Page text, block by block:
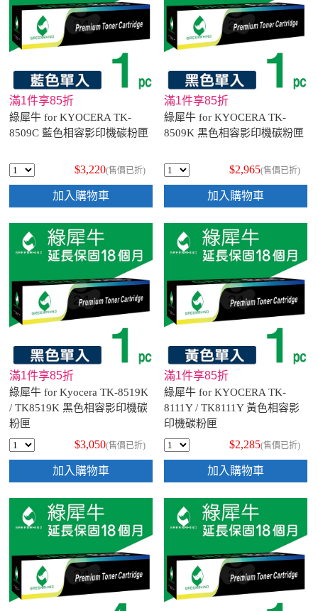
滿1件享85折
綠犀牛 for KYOCERA TK-
8509C 藍色相容影印機碳粉匣
$3,220(售價已折)
加入購物車
滿1件享85折
綠犀牛 for KYOCERA TK-
8509K 黑色相容影印機碳粉匣
$2,965(售價已折)
加入購物車
滿1件享85折
綠犀牛 for Kyocera TK-8519K
/ TK8519K 黑色相容影印機碳
粉匣
$3,050(售價已折)
加入購物車
滿1件享85折
綠犀牛 for KYOCERA TK-
8111Y / TK8111Y 黃色相容影
印機碳粉匣
$2,285(售價已折)
加入購物車